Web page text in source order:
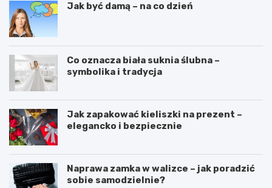
Jak być damą – na co dzień
Co oznacza biała suknia ślubna –
symbolika i tradycja
Jak zapakować kieliszki na prezent –
elegancko i bezpiecznie
Naprawa zamka w walizce – jak poradzić
sobie samodzielnie?